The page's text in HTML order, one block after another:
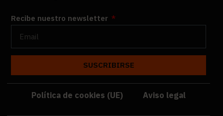
Recibe nuestro newsletter
SUSCRIBIRSE
Política de cookies (UE) Aviso legal